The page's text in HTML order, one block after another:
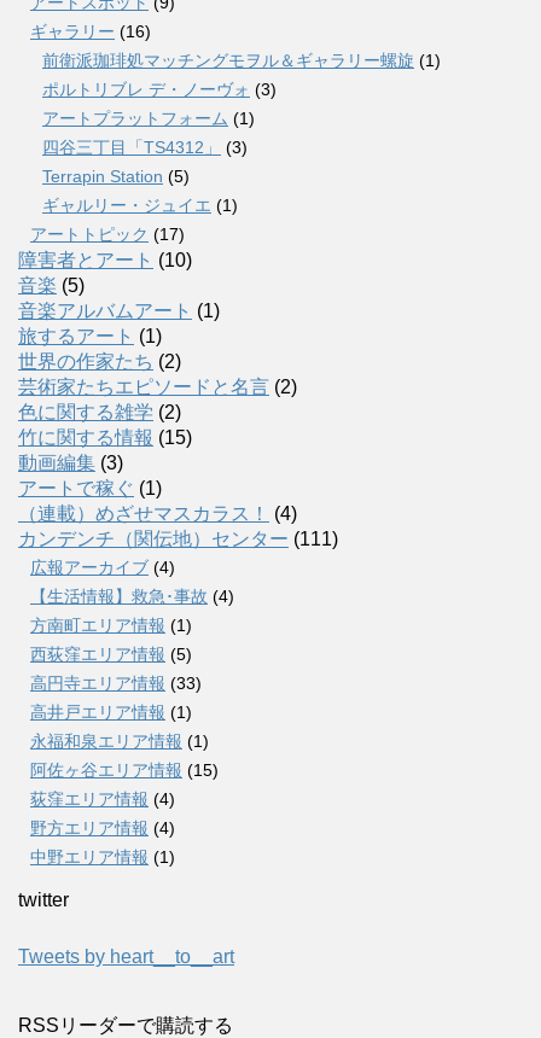
ギャラリー (16)
前衛派珈琲処マッチングモヲル＆ギャラリー螺旋 (1)
ポルトリブレ デ・ノーヴォ (3)
アートプラットフォーム (1)
四谷三丁目「TS4312」
(3)
Terrapin Station (5)
ギャルリー・ジュイエ (1)
アートトピック (17)
障害者とアート (10)
音楽 (5)
音楽アルバムアート (1)
旅するアート (1)
世界の作家たち (2)
芸術家たちエピソードと名言 (2)
色に関する雑学 (2)
竹に関する情報 (15)
動画編集 (3)
アートで稼ぐ (1)
（連載）めざせマスカラス！
(4)
カンデンチ（関伝地）センター (111)
広報アーカイブ (4)
【生活情報】救急･事故 (4)
方南町エリア情報 (1)
西荻窪エリア情報 (5)
高円寺エリア情報 (33)
高井戸エリア情報 (1)
永福和泉エリア情報 (1)
阿佐ヶ谷エリア情報 (15)
荻窪エリア情報 (4)
野方エリア情報 (4)
中野エリア情報 (1)
twitter
Tweets by heart__to__art
RSSリーダーで購読する